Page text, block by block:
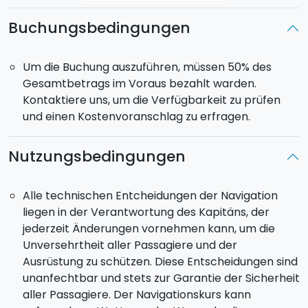
wiederfinden mit großem Außendeck, dasPlatz für
bis zu 180 PersonenfürDay Cruises
Das Schiff besitzt
25 Kabinen
verfügen über ein Bad mit Dusche, Klimaanlage,
Kühlschrank, TV, Tresor und bieten die perfekte
Möglichkeit, um private Momente des Relax zu
genießen.
Eingroßes Restaurantmit einer Fläche von 130 qm,
elegant eingerichtet und Platz für 110 Gäste, wird der
Momente des Zusammenlebens genießen kann. An
Bord gibt es eineinternationale und eine
sizilianische Küche, reich an Meeresspezialitäten
und großer Auswahl an Weinen, diejegliche
Bedürfnisse stillenkann. Zwei Bars, eine davon auf
dem Außendeck, verwöhnen die Gäste in einer
magischen Atmosphäre inmitten des Meeres.
Buchungsbedingungen
Um die Buchung auszuführen, müssen 50% des
Gesamtbetrags im Voraus bezahlt warden.
Kontaktiere uns, um die Verfügbarkeit zu prüfen
und einen Kostenvoranschlag zu erfragen.
Nutzungsbedingungen
Alle technischen Entcheidungen der Navigation
liegen in der Verantwortung des Kapitäns, der
jederzeit Änderungen vornehmen kann, um die
Unversehrtheit aller Passagiere und der
Ausrüstung zu schützen. Diese Entscheidungen sind
unanfechtbar und stets zur Garantie der Sicherheit
aller Passagiere. Der Navigationskurs kann